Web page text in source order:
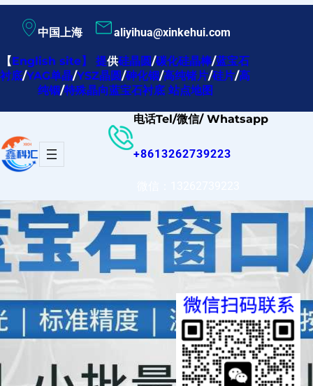
内
容
中国上海 aliyihua@xinkehui.com
【English site】提供硅晶圆/碳化硅晶棒/蓝宝石
衬底/YAG单晶/YSZ晶圆/砷化铟/高纯锗片/硅片/高
纯铟/特殊晶向蓝宝石衬底 站点地图
电话Tel/微信/ Whatsapp
+8613262739223